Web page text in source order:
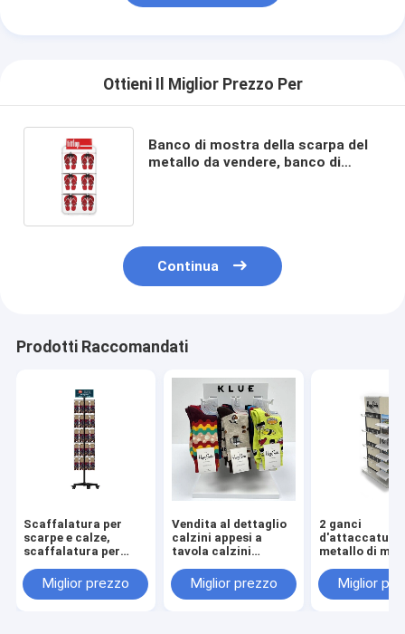
Ottieni Il Miglior Prezzo Per
Banco di mostra della scarpa del
metallo da vendere, banco di
Continua
Prodotti Raccomandati
Scaffalatura per
scarpe e calze,
scaffalatura per
doppio lato, con
ganci staccabili
Miglior prezzo
Vendita al dettaglio
calzini appesi a
tavola calzini
personalizzati 3
perni per negozio
Miglior prezzo
2 ganci
d'attaccatura
metallo di
felici
supporto dello
Miglior